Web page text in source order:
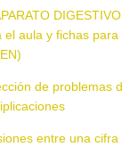
el aula y fichas para
de problemas
entre una cifra